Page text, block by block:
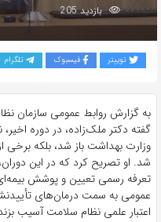
بازدید 205
توییتر فیسبوک تلگرام
به گزارش روابط عمومی سازمان
گفته دکتر ملک‌زاده، در دوره
وزارت بهداشت باز شد، بلکه برخی
شد. او تصریح کرد که در این
تعرفه رسمی تعیین و پوشش
عمومی به سمت درمان‌های
اعتبار علمی نظام سلامت آسیب